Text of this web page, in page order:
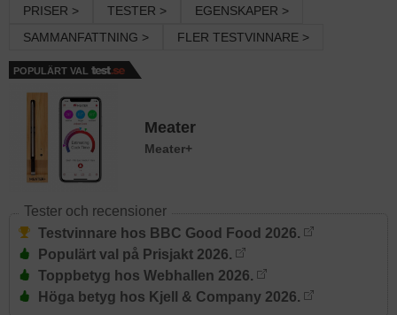
PRISER > TESTER >
EGENSKAPER >
SAMMANFATTNING >
FLER TESTVINNARE >
POPULÄRT VAL
Meater
Meater+
Tester och recensioner
Testvinnare hos BBC Good Food 2026.
Populärt val på Prisjakt 2026.
Toppbetyg hos Webhallen 2026.
Höga betyg hos Kjell & Company 2026.